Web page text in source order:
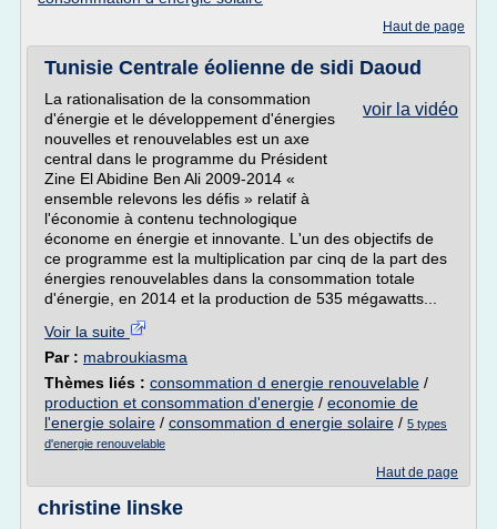
Haut de page
Tunisie Centrale éolienne de sidi Daoud
voir la vidéo
La rationalisation de la consommation
d'énergie et le développement d'énergies
nouvelles et renouvelables est un axe
central dans le programme du Président
Zine El Abidine Ben Ali 2009-2014 «
ensemble relevons les défis » relatif à
l'économie à contenu technologique
économe en énergie et innovante. L'un des objectifs de
ce programme est la multiplication par cinq de la part des
énergies renouvelables dans la consommation totale
d'énergie, en 2014 et la production de 535 mégawatts...
Voir la suite
Par : mabroukiasma
Thèmes liés : consommation d energie renouvelable /
production et consommation d'energie / economie de
l'energie solaire / consommation d energie solaire / 5 types
d'energie renouvelable
Haut de page
christine linske